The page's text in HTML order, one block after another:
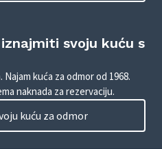
svoju kuću s
Najam kuća za odmor od 1968.
naknada za rezervaciju.
kuću za odmor